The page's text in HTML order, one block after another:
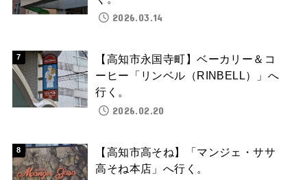
2026.03.14
【高知市永国寺町】ベーカリー＆コ
ーヒー「リンベル（RINBELL）」へ
行く。
2026.02.20
【高知市高そね】「マンジェ・ササ
高そね本店」へ行く。